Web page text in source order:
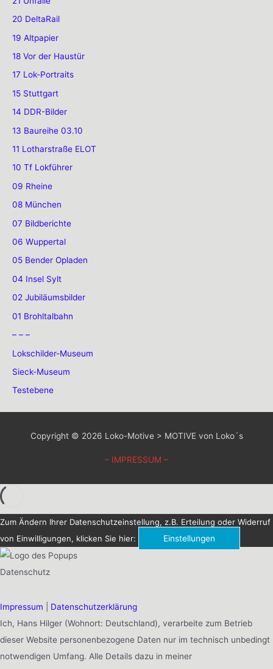
20 DeltaRail
19 Altpapier
18 Vor der Haustür
17 Lok-Portraits
15 Stuttgart
14 DDR-Bilder
13 Baureihe 03.10
11 Lotharstraße ELOT
10 Tf Lokführer
09 Rheine
08 München
07 Bildberichte
06 Wuppertal
05 Bender Opladen
04 Insel Sylt
02 Jubiläumsbilder
01 Brohltalbahn
– – –
Lokschilder-Museum
Sieck-Museum
Testebene
Copyright © 2026 Loko-Motive > MOTIVE von Loko´s
– IMPRESSUM –
Zum Ändern Ihrer Datenschutzeinstellung, z.B. Erteilung oder Widerruf
von Einwilligungen, klicken Sie hier:
Einstellungen
Datenschutz
Impressum
Datenschutzerklärung
Ich, Hans Hilger (Wohnort: Deutschland), verarbeite zum Betrieb
dieser Website personenbezogene Daten nur im technisch unbedingt
notwendigen Umfang. Alle Details dazu in meiner